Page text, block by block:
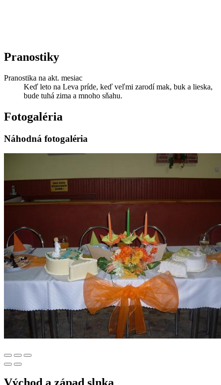
Pranostiky
Pranostika na akt. mesiac
Keď leto na Leva príde, keď veľmi zarodí mak, buk a lieska,
bude tuhá zima a mnoho sňahu.
Fotogaléria
Náhodná fotogaléria